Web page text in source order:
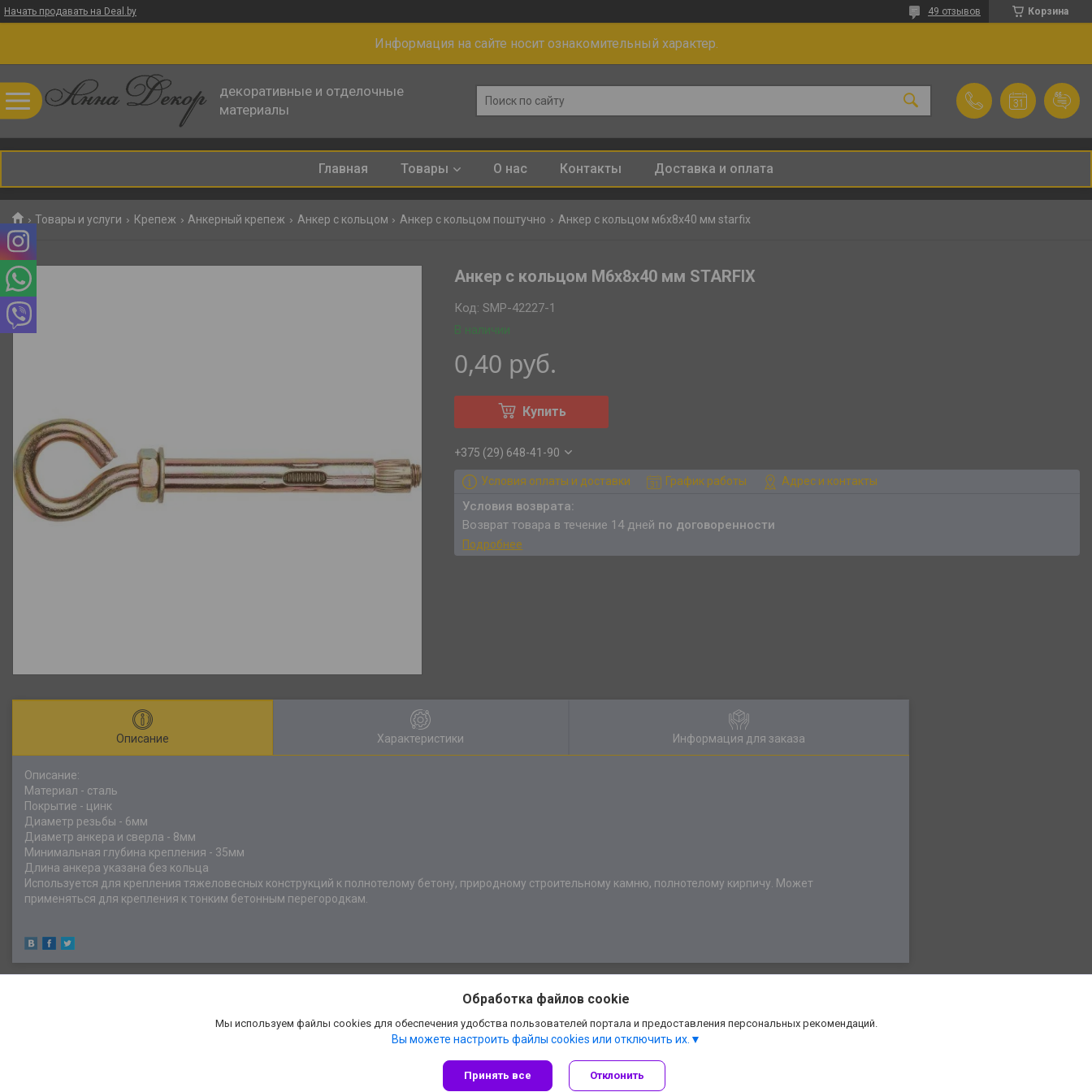
Начать продавать на Deal.by Корзина
49 отзывов
Информация на сайте носит ознакомительный характер.
декоративные и отделочные
материалы
Главная Товары О нас Контакты Доставка и оплата
Товары и услуги Крепеж Анкерный крепеж Анкер с кольцом Анкер с кольцом поштучно Анкер с кольцом м6х8х40 мм starfix
Анкер с кольцом М6х8х40 мм STARFIX
В наличии
Код:SMP-42227-1
0,40 руб.
Купить
+375 (29) 648-41-90
Условия оплаты и доставки График работы Адрес и контакты
возврат товара в течение 14 дней по договоренности
Подробнее
Описание Характеристики Информация для заказа
Описание:
Материал - сталь
Покрытие - цинк
Диаметр резьбы - 6мм
Диаметр анкера и сверла - 8мм
Минимальная глубина крепления - 35мм
Длина анкера указана без кольца
Используется для крепления тяжеловесных конструкций к полнотелому бетону, природному строительному камню, полнотелому кирпичу. Может
применяться для крепления к тонким бетонным перегородкам.
Сайт создан на платформе Deal.by
Обработка файлов cookie
Мы используем файлы cookies для обеспечения удобства пользователей портала и предоставления персональных рекомендаций.
Вы можете настроить файлы cookies или отключить их.
Принять все Отклонить